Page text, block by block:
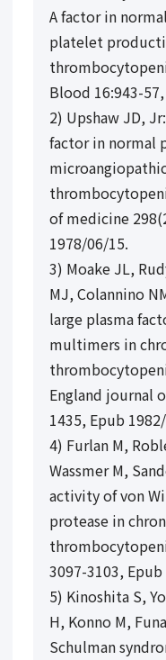
A factor in
platelet
Blood 16:943-
2) Upshaw JD,
factor in normal
of medicine
1978/06/15.
3) Moake JL,
MJ, Colannino
large plasma
multimers in
England journal
1435, Epub
4) Furlan M,
Wassmer M,
activity of von
protease in
3097-3103,
5) Kinoshita S,
H, Konno M,
Schulman